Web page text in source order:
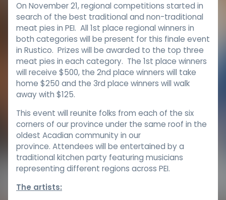
On November 21, regional competitions started in
search of the best traditional and non-traditional
meat pies in PEI. All 1st place regional winners in
both categories will be present for this finale event
in Rustico. Prizes will be awarded to the top three
meat pies in each category. The 1st place winners
will receive $500, the 2nd place winners will take
home $250 and the 3rd place winners will walk
away with $125.
This event will reunite folks from each of the six
corners of our province under the same roof in the
oldest Acadian community in our
province. Attendees will be entertained by a
traditional kitchen party featuring musicians
representing different regions across PEI.
The artists: